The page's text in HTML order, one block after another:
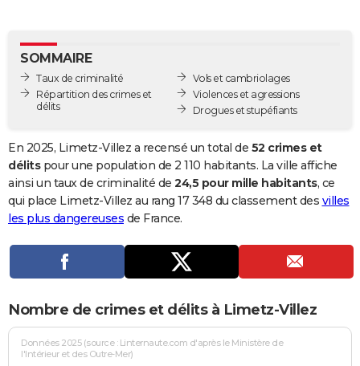
GUIDES D'ACHAT
BONS PLANS
Carte de Noël
Carte Bonne année
Carte Saint-Valentin
Carte Pâques
Carte d'anniversaire
DICTIONNAIRE
Dictionnaire
Biographies
Citations
Expressions
Proverbes
PROGRAMME TV
COPAINS D'AVANT
S'inscrire
Se connecter
Lycées
Collèges
Primaires
Universités
Entreprises
Service militaire
Avis de recherche
AVIS DE DÉCÈS
FORUM
Bricolage
Lifestyle
Culture
Sport
Auto
Television
Voyage
Cinema
SOMMAIRE
Taux de criminalité
Répartition des crimes et
délits
Vols et cambriolages
Violences et agressions
Drogues et stupéfiants
En 2025, Limetz-Villez a recensé un total de 52 crimes et
délitspour une population de 2 110 habitants. La ville affiche
ainsi un taux de criminalité de 24,5 pour mille habitants, ce
qui place Limetz-Villez au rang 17 348 du classement des villes
les plus dangereuses de France.
Nombre de crimes et délits à Limetz-Villez
Données 2025 (source : Linternaute.com d'après le Ministère de
l'Intérieur et des Outre-Mer)